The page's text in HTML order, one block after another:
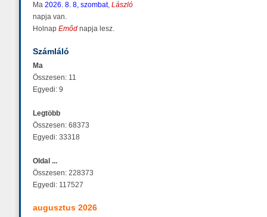
Ma 2026. 8. 8, szombat, László
napja van.
Holnap Emőd napja lesz.
Számláló
Ma
Összesen: 11
Egyedi: 9
Legtöbb
Összesen: 68373
Egyedi: 33318
Oldal ...
Összesen: 228373
Egyedi: 117527
augusztus 2026